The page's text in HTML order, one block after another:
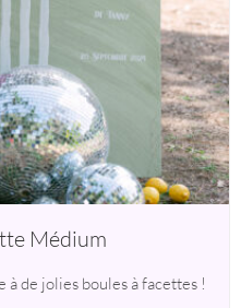
Médium
de jolies boules à facettes !